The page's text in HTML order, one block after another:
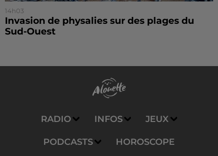
14h03
Invasion de physalies sur des plages du
Sud-Ouest
RADIO INFOS JEUX
PODCASTS HOROSCOPE